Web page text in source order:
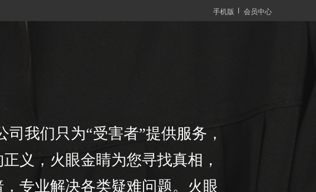
手机版 会员中心
我们只为“受害者”提供服务，
义，火眼金睛为您寻找真相，
专业解决各类疑难问题。火眼